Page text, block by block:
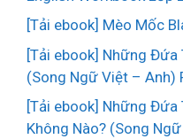
[Tải ebook] Mèo Mốc
[Tải ebook] Những Đứa
(Song Ngữ Việt – Anh)
[Tải ebook] Những Đứa
Không Nào? (Song